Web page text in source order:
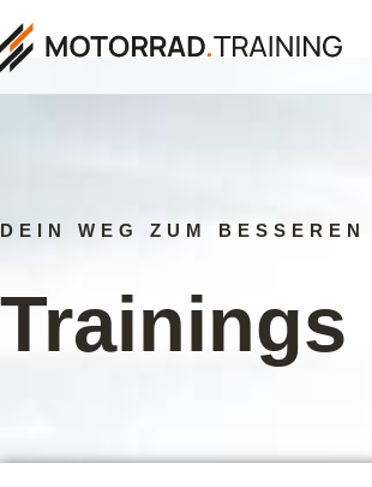
DEIN WEG ZUM BESSEREN
Trainings